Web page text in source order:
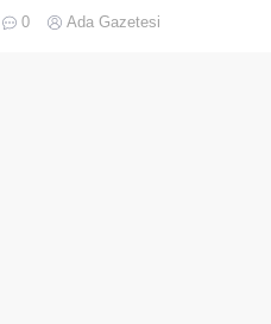
İftar Programı’nda yaptığı
konuşmada, “İşimizi, görevimizi,
0 Ada Gazetesi